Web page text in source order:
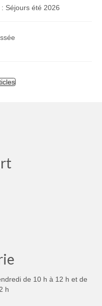
Séjours été 2026
de 10 h à 12 h et de
h